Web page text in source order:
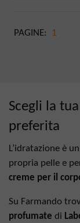
PAGINE: 1
Scegli la
preferita
L’idratazione è
propria pelle e
creme per il
Su Farmando
profumate di